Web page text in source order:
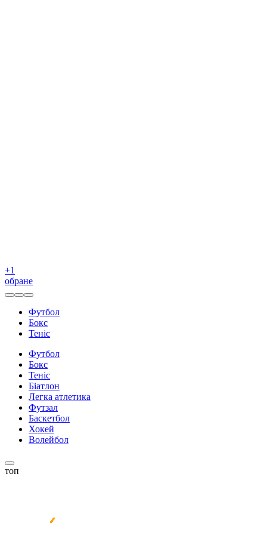
+1
обране
Футбол
Бокс
Теніс
Футбол
Бокс
Теніс
Біатлон
Легка атлетика
Футзал
Баскетбол
Хокей
Волейбол
топ